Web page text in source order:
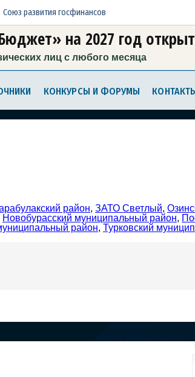
Союз развития госфинансов
на 2027 год
лиц с любого месяца
КОНКУРСЫ И ФОРУМЫ
район, ЗАТО Светлый,
Новобурасский муниципальный район,
район, Турковский